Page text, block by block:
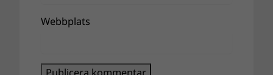
Webbplats